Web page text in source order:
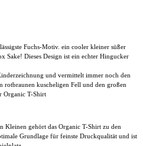
Fuchs-Motiv. ein cooler kleiner süßer
Sake! Dieses Design ist ein echter Hingucker
und vermittelt immer noch den
rotbraunen kuscheligen Fell und den großen
Organic T-Shirt
Kleinen gehört das Organic T-Shirt zu den
Grundlage für feinste Druckqualität und ist